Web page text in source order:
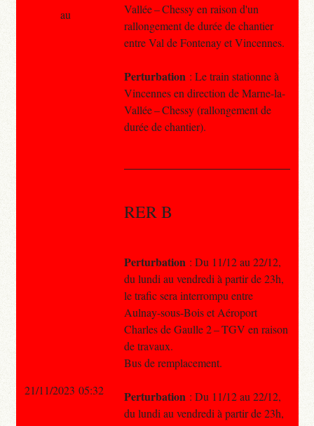
Vallée – Chessy en raison d'un
rallongement de durée de chantier
entre Val de Fontenay et Vincennes.
Perturbation : Le train stationne à
Vincennes en direction de Marne-la-
Vallée – Chessy (rallongement de
durée de chantier).
RER B
Perturbation : Du 11/12 au 22/12,
du lundi au vendredi à partir de 23h,
le trafic sera interrompu entre
Aulnay-sous-Bois et Aéroport
Charles de Gaulle 2 – TGV en raison
de travaux.
Bus de remplacement.
Perturbation : Du 11/12 au 22/12,
du lundi au vendredi à partir de 23h,
au
21/11/2023 05:32